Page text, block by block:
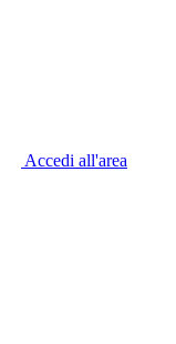
Accedi all'area